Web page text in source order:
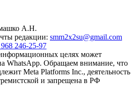
А.Н.
редакции: smm2x2su@gmail.com
246-25-97
целях может
WhatsApp. Обращаем внимание, что
Meta Platforms Inc., деятельность
и запрещена в РФ